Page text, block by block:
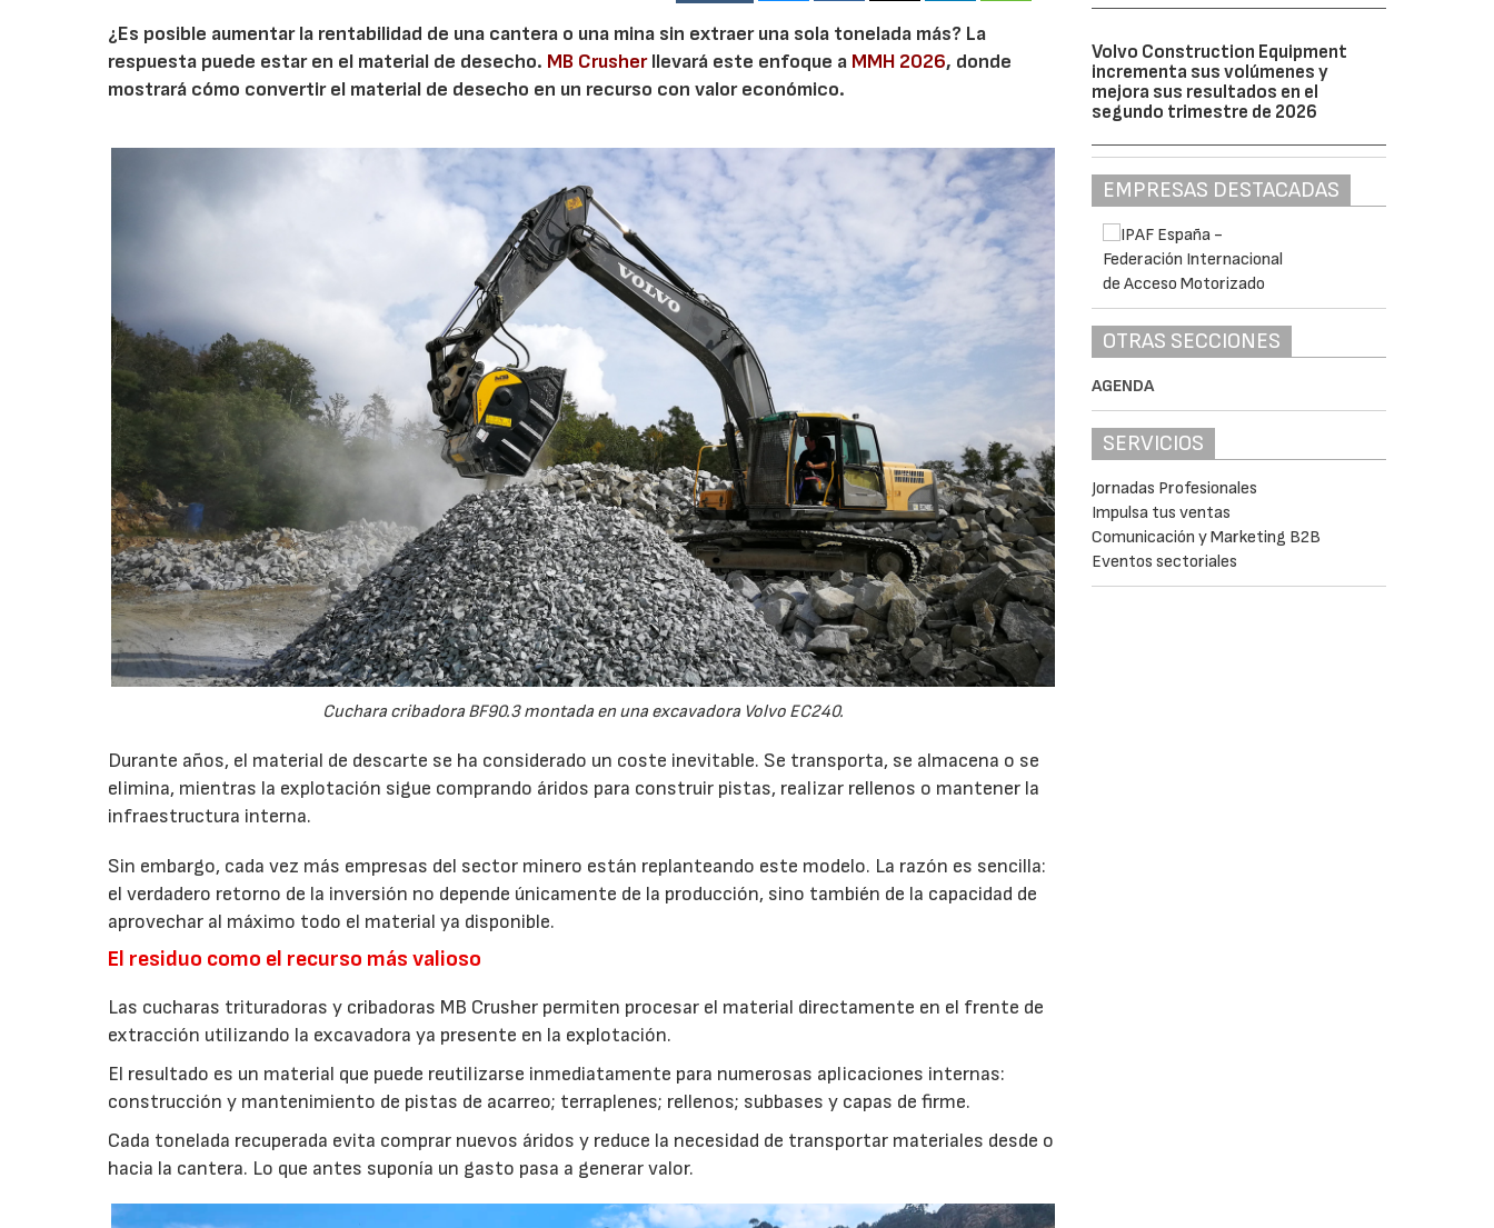
¿Es posible aumentar la rentabilidad de una cantera o una mina sin extraer una sola tonelada más? La
respuesta puede estar en el material de desecho. MB Crusherllevará este enfoque a MMH 2026, donde
mostrará cómo convertir el material de desecho en un recurso con valor económico.
Cuchara cribadora BF90.3 montada en una excavadora Volvo EC240.
Durante años, el material de descarte se ha considerado un coste inevitable. Se transporta, se almacena o se
elimina, mientras la explotación sigue comprando áridos para construir pistas, realizar rellenos o mantener la
infraestructura interna.
Sin embargo, cada vez más empresas del sector minero están replanteando este modelo. La razón es sencilla:
el verdadero retorno de la inversión no depende únicamente de la producción, sino también de la capacidad de
aprovechar al máximo todo el material ya disponible.
El residuo como el recurso más valioso
Las cucharas trituradoras y cribadoras MB Crusher permiten procesar el material directamente en el frente de
extracción utilizando la excavadora ya presente en la explotación.
El resultado es un material que puede reutilizarse inmediatamente para numerosas aplicaciones internas:
construcción y mantenimiento de pistas de acarreo; terraplenes; rellenos; subbases y capas de firme.
Cada tonelada recuperada evita comprar nuevos áridos y reduce la necesidad de transportar materiales desde o
hacia la cantera. Lo que antes suponía un gasto pasa a generar valor.
Volvo Construction Equipment
incrementa sus volúmenes y
mejora sus resultados en el
segundo trimestre de 2026
EMPRESAS DESTACADAS
OTRAS SECCIONES
AGENDA
SERVICIOS
Jornadas Profesionales
Impulsa tus ventas
Comunicación y Marketing B2B
Eventos sectoriales